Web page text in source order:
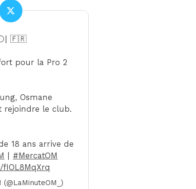
🇫🇷
pour la Pro 2
Osmane
rejoindre le club.
18 ans arrive de
#MercatOM